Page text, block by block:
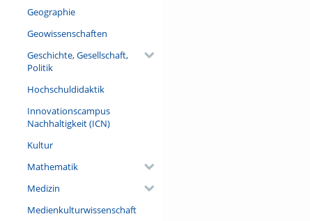
Geographie
Geowissenschaften
Geschichte, Gesellschaft,
Politik
Hochschuldidaktik
Innovationscampus
Nachhaltigkeit (ICN)
Kultur
Mathematik
Medizin
Medienkulturwissenschaft